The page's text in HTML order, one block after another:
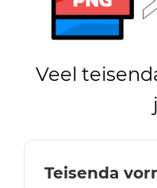
Veel
Teisenda